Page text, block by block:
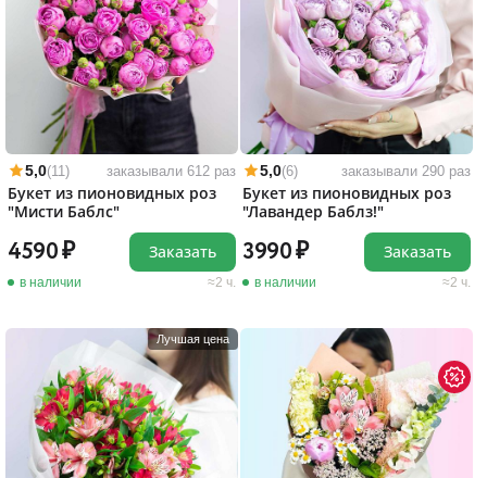
5,0(11) заказывали 612 раз
Букет из пионовидных роз
"Мисти Баблс"
4590
в наличии 2 ч.
Заказать
5,0(6) заказывали 290 раз
Букет из пионовидных роз
"Лавандер Баблз!"
3990
в наличии 2 ч.
Заказать
Лучшая цена